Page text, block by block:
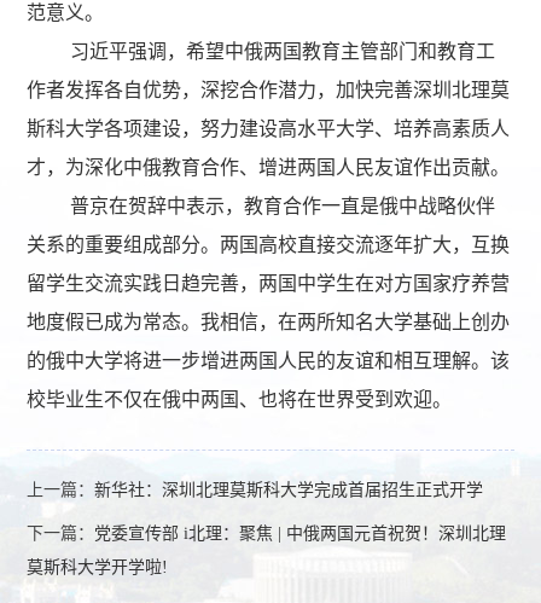
范意义。
习近平强调，希望中俄两国教育主管部门和教育工
作者发挥各自优势，深挖合作潜力，加快完善深圳北理莫
斯科大学各项建设，努力建设高水平大学、培养高素质人
才，为深化中俄教育合作、增进两国人民友谊作出贡献。
普京在贺辞中表示，教育合作一直是俄中战略伙伴
关系的重要组成部分。两国高校直接交流逐年扩大，互换
留学生交流实践日趋完善，两国中学生在对方国家疗养营
地度假已成为常态。我相信，在两所知名大学基础上创办
的俄中大学将进一步增进两国人民的友谊和相互理解。该
校毕业生不仅在俄中两国、也将在世界受到欢迎。
上一篇：新华社：深圳北理莫斯科大学完成首届招生正式开学
下一篇： 党委宣传部 i北理：聚焦 | 中俄两国元首祝贺！深圳北理
莫斯科大学开学啦!